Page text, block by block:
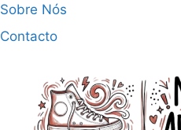
Pular
para
Sobre Nós
Contacto